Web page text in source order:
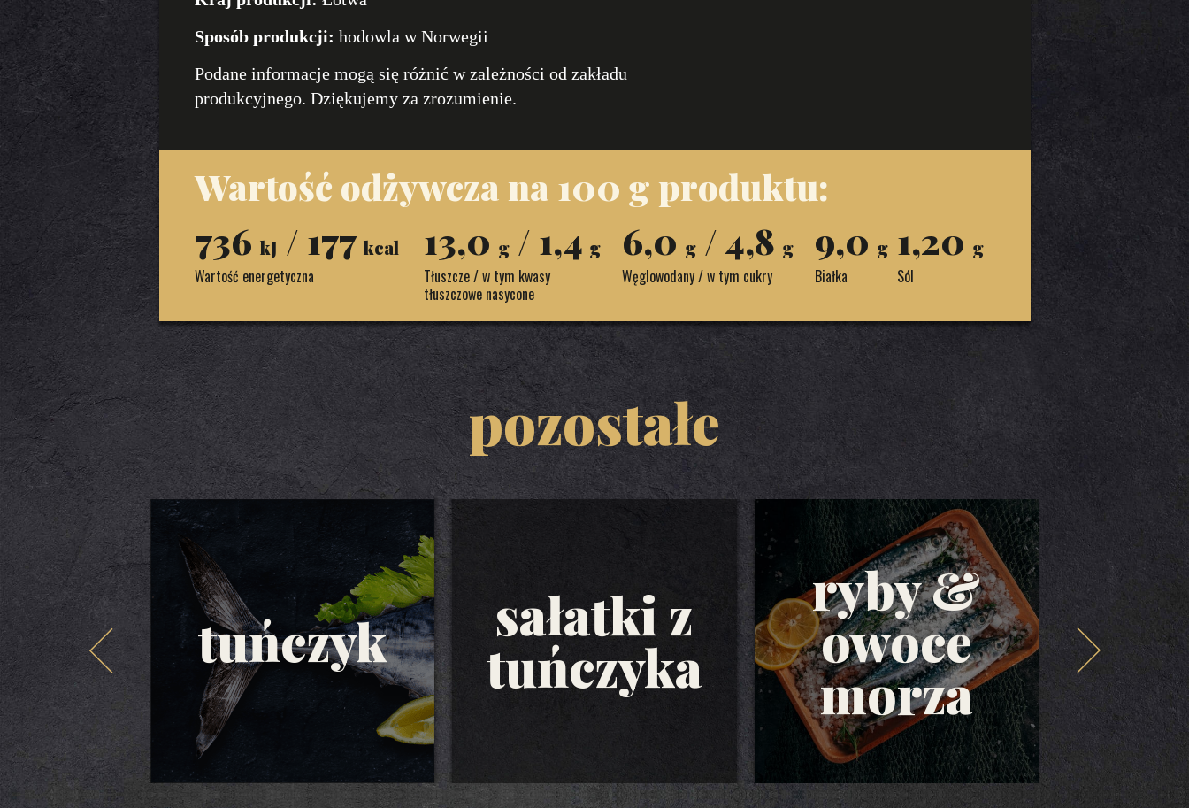
Sposób produkcji: hodowla w Norwegii
Podane informacje mogą się różnić w zależności od zakładu
produkcyjnego. Dziękujemy za zrozumienie.
Wartość odżywcza na 100 g produktu:
736 kJ / 177 kcal
Wartość energetyczna
13,0 g/ 1,4 g
Tłuszcze / w tym kwasy
tłuszczowe nasycone
6,0 g/ 4,8 g
Węglowodany / w tym cukry
9,0 g
Białka
1,20 g
Sól
pozostałe
tuńczyk sałatki z
tuńczyka
ryby &
owoce
morza